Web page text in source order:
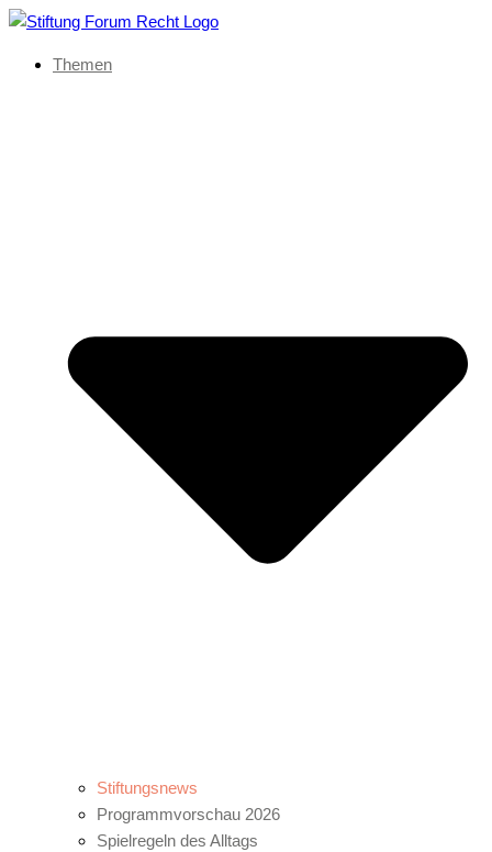
Themen
Stiftungsnews
Programmvorschau 2026
Spielregeln des Alltags